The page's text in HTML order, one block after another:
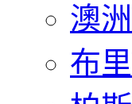
澳
布